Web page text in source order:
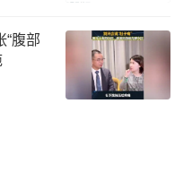
“腹部